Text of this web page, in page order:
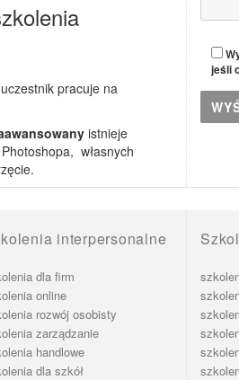
pracuje na
istnieje
własnych
jeśli
interpersonalne
dla firm
online
rozwój osobisty
zarządzanie
handlowe
dla szkół